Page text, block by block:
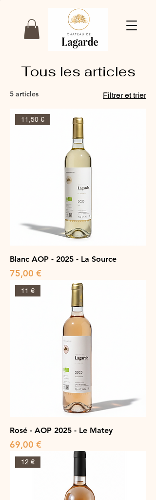
Tous les articles
5 articles Filtrer et trier
11,50 €
Blanc AOP - 2025 - La Source
Prix
75,00 €
11 €
Rosé - AOP 2025 - Le Matey
Prix
69,00 €
12 €